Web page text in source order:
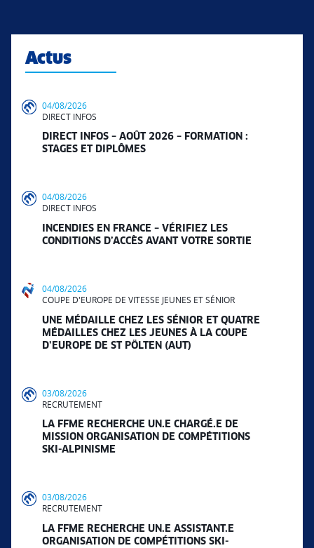
Actus
04/08/2026
DIRECT INFOS
DIRECT INFOS – AOÛT 2026 – FORMATION :
STAGES ET DIPLÔMES
04/08/2026
DIRECT INFOS
INCENDIES EN FRANCE – VÉRIFIEZ LES
CONDITIONS D’ACCÈS AVANT VOTRE SORTIE
04/08/2026
COUPE D'EUROPE DE VITESSE JEUNES ET SÉNIOR
UNE MÉDAILLE CHEZ LES SÉNIOR ET QUATRE
MÉDAILLES CHEZ LES JEUNES À LA COUPE
D’EUROPE DE ST PÖLTEN (AUT)
03/08/2026
RECRUTEMENT
LA FFME RECHERCHE UN.E CHARGÉ.E DE
MISSION ORGANISATION DE COMPÉTITIONS
SKI-ALPINISME
03/08/2026
RECRUTEMENT
LA FFME RECHERCHE UN.E ASSISTANT.E
ORGANISATION DE COMPÉTITIONS SKI-